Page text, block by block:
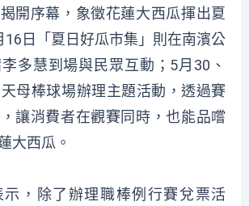
開序幕，象徵花蓮大西瓜揮出夏
16日「夏日好瓜市集」則在南濱公
多慧到場與民眾互動；5月30、
母棒球場辦理主題活動，透過賽
讓消費者在觀賽同時，也能品嚐
大西瓜。
，除了辦理職棒例行賽兌票活